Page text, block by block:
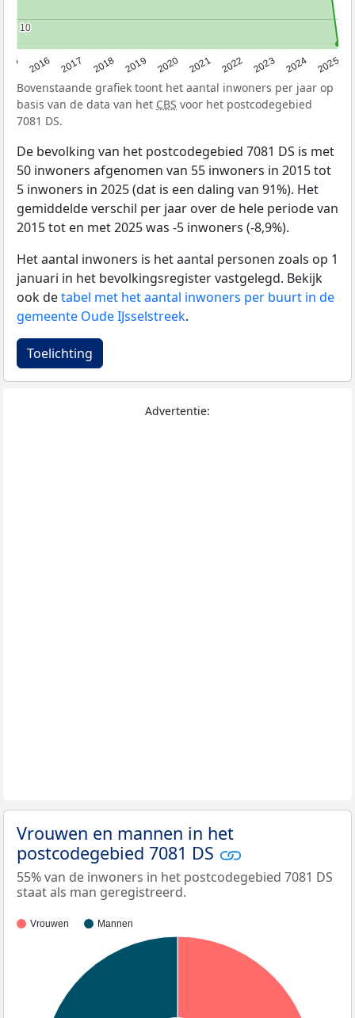
2016 2017 2018 2019 2020 2021 2022 2023 2024 2025
10
10
Bovenstaande grafiek toont het aantal inwoners per jaar op
basis van de data van het CBS voor het postcodegebied
7081 DS.
De bevolking van het postcodegebied 7081 DS is met
50 inwoners afgenomen van 55 inwoners in 2015 tot
5 inwoners in 2025 (dat is een daling van 91%). Het
gemiddelde verschil per jaar over de hele periode van
2015 tot en met 2025 was -5 inwoners (-8,9%).
Het aantal inwoners is het aantal personen zoals op 1
januari in het bevolkingsregister vastgelegd. Bekijk
ook detabel met het aantal inwoners per buurt in de
gemeente Oude IJsselstreek.
Toelichting
Advertentie:
Vrouwen en mannen in het
postcodegebied 7081 DS
55% van de inwoners in het postcodegebied 7081 DS
staat als man geregistreerd.
Vrouwen Mannen